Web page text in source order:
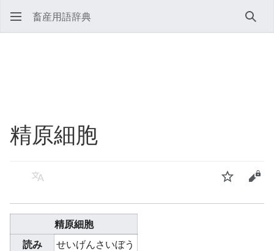
畜産用語辞典 検索
精原細胞
言語 ウォッチソ
精原細胞
読み
せいげんさいぼう